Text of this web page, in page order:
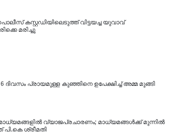
കസ്റ്റഡിയിലെടുത്ത് വിട്ടയച്ച യുവാവ്
മരിച്ചു
​ദിവസം പ്രായമുള്ള കുഞ്ഞിനെ ഉപേക്ഷിച്ച് അമ്മ മുങ്ങി
വ്യാജപ്രചാരണം; മാധ്യമങ്ങൾക്ക് മുന്നിൽ
പി.കെ ശ്രീമതി